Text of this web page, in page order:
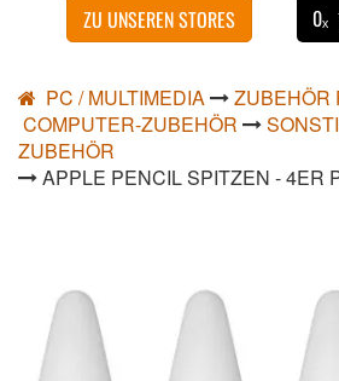
ZU UNSEREN STORES 0ₓ
PC / MULTIMEDIA
ZUBEHÖR
COMPUTER-ZUBEHÖR
ZUBEHÖR
APPLE PENCIL SPITZEN - 4ER